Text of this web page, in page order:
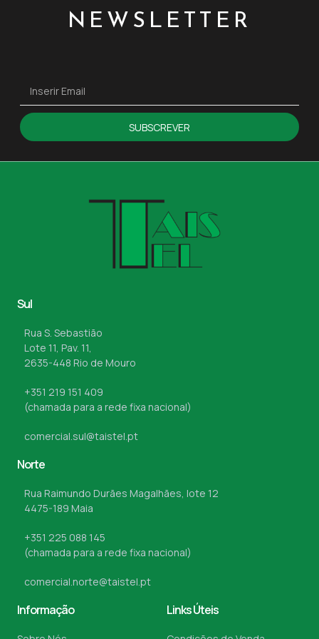
NEWSLETTER
SUBSCREVER
Sul
Rua S. Sebastião
Lote 11, Pav. 11,
2635-448 Rio de Mouro
+351 219 151 409
(chamada para a rede fixa nacional)
comercial.sul@taistel.pt
Norte
Rua Raimundo Durães Magalhães, lote 12
4475-189 Maia
+351 225 088 145
(chamada para a rede fixa nacional)
comercial.norte@taistel.pt
Informação Links Úteis